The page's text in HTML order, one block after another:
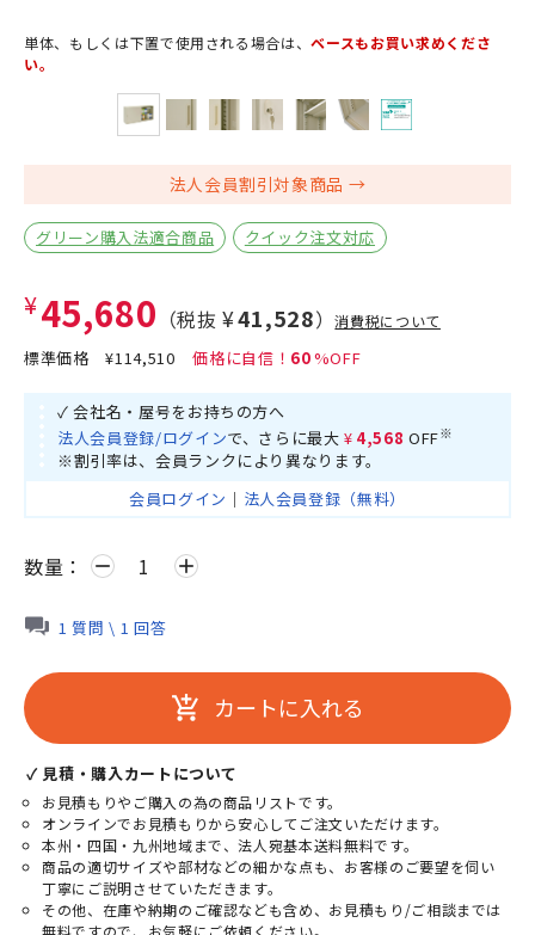
単体、もしくは下置で使用される場合は、ベースもお買い求めくださ
い。
法人会員割引対象商品
グリーン購入法適合商品 クイック注文対応
¥45,680 （税抜 ¥41,528）消費税について
標準価格¥114,510 60
✓ 会社名・屋号をお持ちの方へ
法人会員登録/ログインで、さらに最大 ¥4,568 OFF※
※割引率は、会員ランクにより異なります。
会員ログイン ｜ 法人会員登録（無料）
数量： remove add
1 質問 \ 1 回答
add_shopping_cart カートに入れる
✓ 見積・購入カートについて
お見積もりやご購入の為の商品リストです。
オンラインでお見積もりから安心してご注文いただけます。
本州・四国・九州地域まで、法人宛基本送料無料です。
商品の適切サイズや部材などの細かな点も、お客様のご要望を伺い
丁寧にご説明させていただきます。
その他、在庫や納期のご確認なども含め、お見積もり/ご相談までは